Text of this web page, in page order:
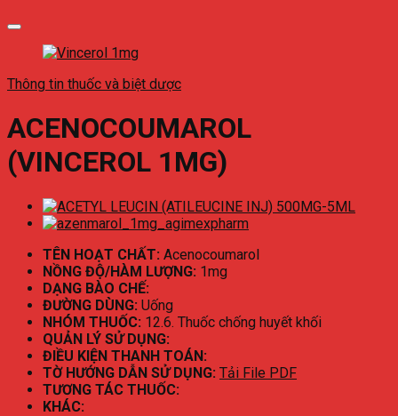
Thông tin thuốc và biệt dược
ACENOCOUMAROL
(VINCEROL 1MG)
TÊN HOẠT CHẤT: Acenocoumarol
NỒNG ĐỘ/HÀM LƯỢNG: 1mg
DẠNG BÀO CHẾ:
ĐƯỜNG DÙNG: Uống
NHÓM THUỐC: 12.6. Thuốc chống huyết khối
QUẢN LÝ SỬ DỤNG:
ĐIỀU KIỆN THANH TOÁN:
TỜ HƯỚNG DẪN SỬ DỤNG: Tải File PDF
TƯƠNG TÁC THUỐC:
KHÁC: